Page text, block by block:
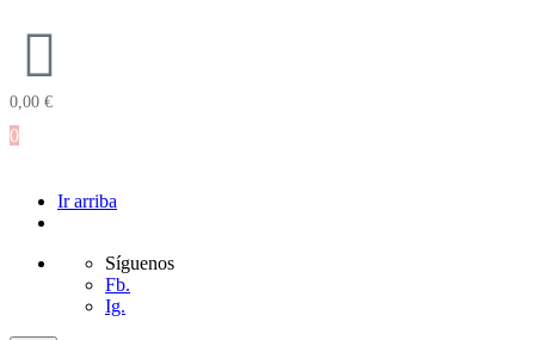
0,00 €
0
Ir arriba
Síguenos
Fb.
Ig.